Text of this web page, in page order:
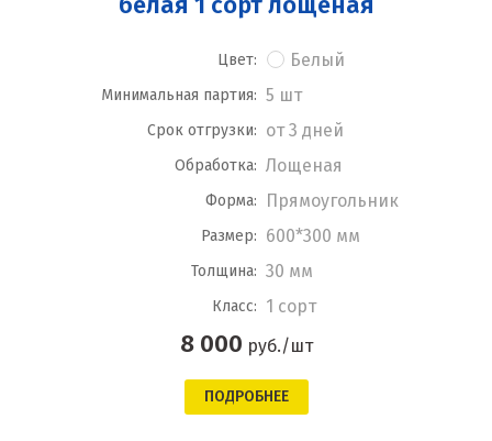
Цвет: Белый
Минимальная партия: 5 шт
Срок отгрузки: от 3 дней
Обработка: Лощеная
Форма: Прямоугольник
Размер: 600*300 мм
Толщина: 30 мм
Класс: 1 сорт
8 000 руб./шт
ПОДРОБНЕЕ